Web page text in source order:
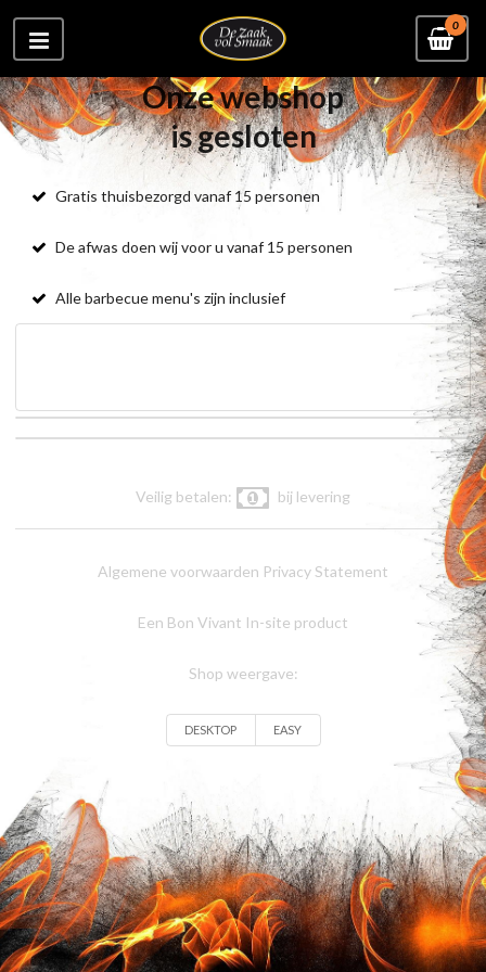
0
Onze webshop
is gesloten
Gratis thuisbezorgd vanaf 15 personen
De afwas doen wij voor u vanaf 15 personen
Alle barbecue menu's zijn inclusief
Veilig betalen: bij levering
Algemene voorwaarden Privacy Statement
Een Bon Vivant In-site product
Shop weergave:
DESKTOP EASY